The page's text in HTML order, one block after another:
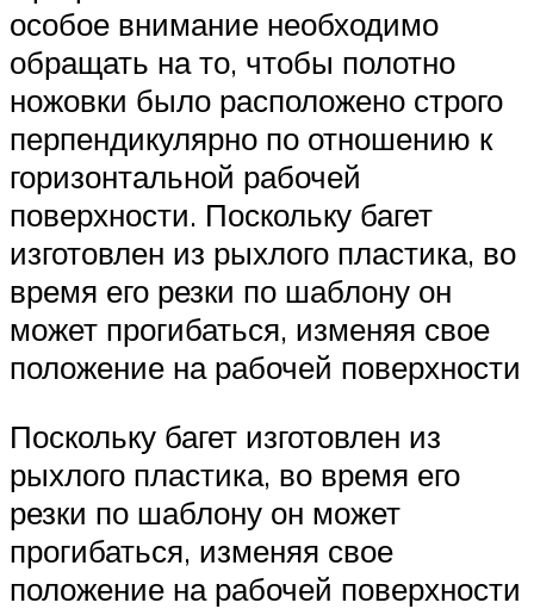
особое внимание необходимо
обращать на то, чтобы полотно
ножовки было расположено строго
перпендикулярно по отношению к
горизонтальной рабочей
поверхности. Поскольку багет
изготовлен из рыхлого пластика, во
время его резки по шаблону он
может прогибаться, изменяя свое
положение на рабочей поверхности
Поскольку багет изготовлен из
рыхлого пластика, во время его
резки по шаблону он может
прогибаться, изменяя свое
положение на рабочей поверхности